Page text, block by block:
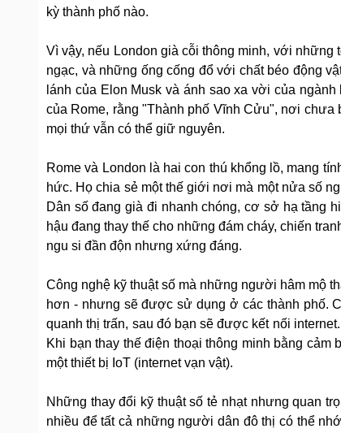
kỳ thành phố nào.
Vì vậy, nếu London già cỗi thông minh, với
ngạc, và những ống cống đổ với chất béo động
lánh của Elon Musk và ánh sao xa vời của
của Rome, rằng "Thành phố Vĩnh Cửu", nơi chưa
mọi thứ vẫn có thể giữ nguyên.
Rome và London là hai con thú khổng lồ, mang
hức. Họ chia sẻ một thế giới nơi mà một nửa số
Dân số đang già đi nhanh chóng, cơ sở hạ tầng
hậu đang thay thế cho những đám cháy, chiến
ngu si đần độn nhưng xứng đáng.
Công nghệ kỹ thuật số mà những người hâm mộ
hơn - nhưng sẽ được sử dụng ở các thành phố.
quanh thị trấn, sau đó bạn sẽ được kết nối
Khi bạn thay thế điện thoại thông minh bằng
một thiết bị IoT (internet vạn vật).
Những thay đổi kỹ thuật số tẻ nhạt nhưng quan
nhiều để tất cả những người dân đô thị có thể